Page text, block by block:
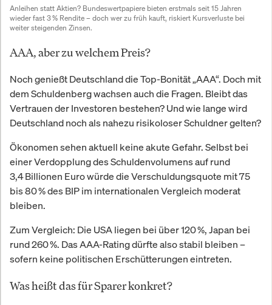
Anleihen statt Aktien? Bundeswertpapiere bieten erstmals seit 15 Jahren
wieder fast 3 % Rendite – doch wer zu früh kauft, riskiert Kursverluste bei
weiter steigenden Zinsen.
AAA, aber zu welchem Preis?
Noch genießt Deutschland die Top-Bonität „AAA“. Doch mit
dem Schuldenberg wachsen auch die Fragen. Bleibt das
Vertrauen der Investoren bestehen? Und wie lange wird
Deutschland noch als nahezu risikoloser Schuldner gelten?
Ökonomen sehen aktuell keine akute Gefahr. Selbst bei
einer Verdopplung des Schuldenvolumens auf rund
3,4 Billionen Euro würde die Verschuldungsquote mit 75
bis 80 % des BIP im internationalen Vergleich moderat
bleiben.
Zum Vergleich: Die USA liegen bei über 120 %, Japan bei
rund 260 %. Das AAA-Rating dürfte also stabil bleiben –
sofern keine politischen Erschütterungen eintreten.
Was heißtdasfür Sparer konkret?